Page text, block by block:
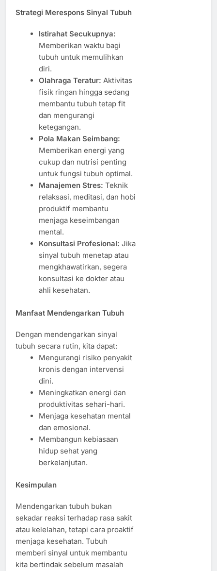
Strategi Merespons Sinyal Tubuh
Istirahat Secukupnya:
Memberikan waktu bagi
tubuh untuk memulihkan
diri.
Olahraga Teratur: Aktivitas
fisik ringan hingga sedang
membantu tubuh tetap fit
dan mengurangi
ketegangan.
Pola Makan Seimbang:
Memberikan energi yang
cukup dan nutrisi penting
untuk fungsi tubuh optimal.
Manajemen Stres: Teknik
relaksasi, meditasi, dan hobi
produktif membantu
menjaga keseimbangan
mental.
Konsultasi Profesional: Jika
sinyal tubuh menetap atau
mengkhawatirkan, segera
konsultasi ke dokter atau
ahli kesehatan.
Manfaat Mendengarkan Tubuh
Dengan mendengarkan sinyal
tubuh secara rutin, kita dapat:
Mengurangi risiko penyakit
kronis dengan intervensi
dini.
Meningkatkan energi dan
produktivitas sehari-hari.
Menjaga kesehatan mental
dan emosional.
Membangun kebiasaan
hidup sehat yang
berkelanjutan.
Kesimpulan
Mendengarkan tubuh bukan
sekadar reaksi terhadap rasa sakit
atau kelelahan, tetapi cara proaktif
menjaga kesehatan. Tubuh
memberi sinyal untuk membantu
kita bertindak sebelum masalah